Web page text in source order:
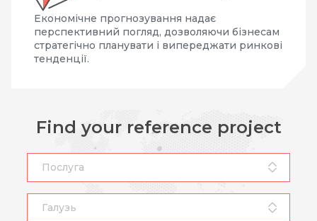
Економічне прогнозування надає
перспективний погляд, дозволяючи бізнесам
стратегічно планувати і випереджати ринкові
тенденції.
Find your reference project
Послуга
Галузь